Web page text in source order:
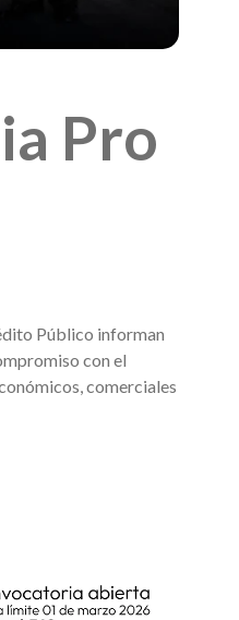
Pro
Público informan
con el
comerciales